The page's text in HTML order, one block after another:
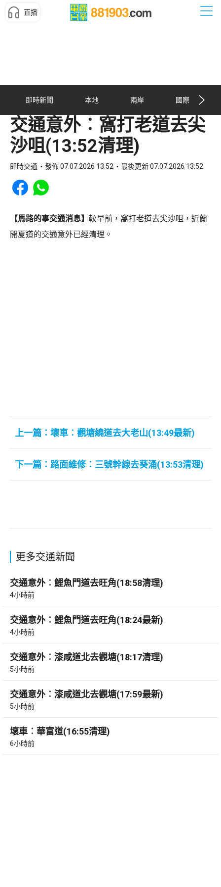
直播
即時新聞 本地 兩岸 國際
交通意外︰窩打老道去尖
沙咀(13:52清理)
即時交通 發佈 07.07.2026 13:52 最後更新 07.07.2026 13:52
Share to Facebook
Share to WhatsApp
【馬路的事交通消息】 較早前，窩打老道去尖沙咀，近蘭
開夏道的交通意外已經清理。
上一篇：壞車︰觀塘繞道去大老山(13:49最新)
下一篇：路面維修︰三號幹線去葵涌(13:53清理)
更多交通新聞
交通意外︰鯉魚門道去旺角(18:58清理)
4小時前
交通意外︰鯉魚門道去旺角(18:24最新)
4小時前
交通意外︰漆咸道北去觀塘(18:17清理)
5小時前
交通意外︰漆咸道北去觀塘(17:59最新)
5小時前
壞車︰華富道(16:55清理)
6小時前